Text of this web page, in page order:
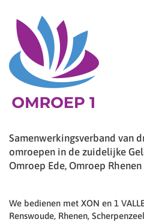
Samenwerkingsverband van
omroepen in de zuidelijke
Omroep Ede, Omroep
We bedienen met XON en 1
Renswoude, Rhenen,